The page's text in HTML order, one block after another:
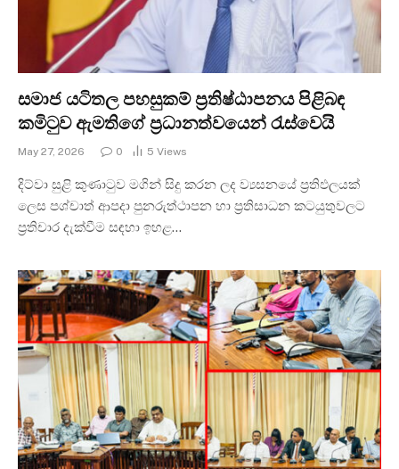
සමාජ යටිතල පහසුකම් ප්‍රතිෂ්ඨාපනය පිළිබඳ
කමිටුව ඇමතිගේ ප්‍රධානත්වයෙන් රැස්වෙයි
May 27, 2026 0 5 Views
දිට්වා සුළි කුණාටුව මගින් සිදු කරන ලද ව්‍යසනයේ ප්‍රතිඵලයක්
ලෙස පශ්චාත් ආපදා පුනරුත්ථාපන හා ප්‍රතිසාධන කටයුතුවලට
ප්‍රතිචාර දැක්වීම සඳහා ඉහළ…